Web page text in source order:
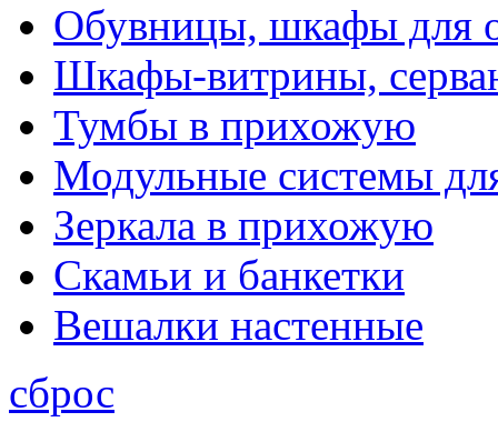
Обувницы, шкафы для
Шкафы-витрины,
Тумбы в прихожую
Модульные системы
Зеркала в прихожую
Скамьи и банкетки
Вешалки настенные
сброс